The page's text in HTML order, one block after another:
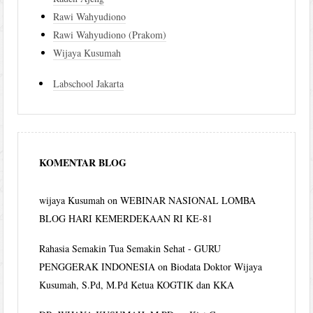
Rawi Wahyudiono
Rawi Wahyudiono (Prakom)
Wijaya Kusumah
Labschool Jakarta
KOMENTAR BLOG
wijaya Kusumah onWEBINAR NASIONAL LOMBA
BLOG HARI KEMERDEKAAN RI KE-81
Rahasia Semakin Tua Semakin Sehat - GURU
PENGGERAK INDONESIA onBiodata Doktor Wijaya
Kusumah, S.Pd, M.Pd Ketua KOGTIK dan KKA